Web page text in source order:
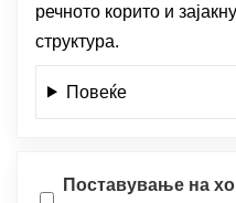
речното корито и
структура.
Повеќе
Поставување на